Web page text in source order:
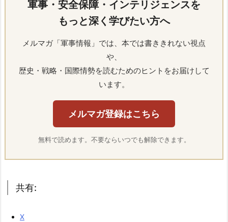
軍事・安全保障・インテリジェンスを
もっと深く学びたい方へ
メルマガ「軍事情報」では、本では書ききれない視点
や、
歴史・戦略・国際情勢を読むためのヒントをお届けして
います。
メルマガ登録はこちら
無料で読めます。不要ならいつでも解除できます。
共有:
X